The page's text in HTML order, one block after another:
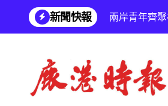
content
新聞快報
兩岸青年齊
彰化縣長青
為鰻魚產業